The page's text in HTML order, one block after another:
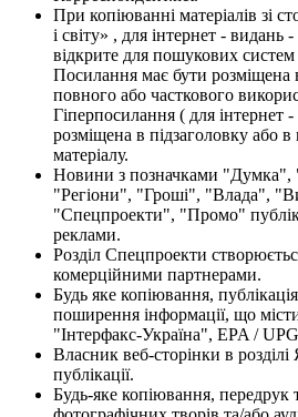
При копіюванні матеріалів зі
і світу» , для інтернет - видань
відкрите для пошукових систем
Посилання має бути розміщена
повного або часткового
Гіперпосилання ( для інтернет
розміщена в підзаголовку або
матеріалу.
Новини з позначками "Думка",
"Регіони", "Гроші", "Влада",
"Спецпроекти", "Промо"
реклами.
Розділ Спецпроекти
комерційними партнерами.
Будь яке копіювання,
поширення інформації, що
"Інтерфакс-Україна", EPA /
Власник веб-сторінки в
публікації.
Будь-яке копіювання, передрук